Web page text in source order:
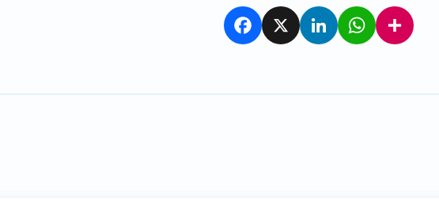
Facebook LinkedInWhatsAppPartager